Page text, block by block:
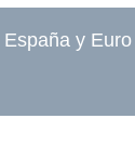
y Euro